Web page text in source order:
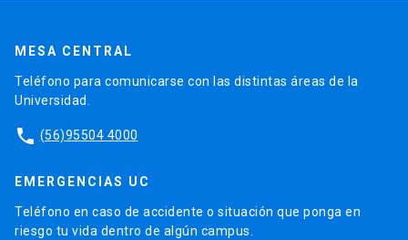
MESA CENTRAL
Teléfono para comunicarse con las distintas áreas de la
Universidad.
phone (56)95504 4000
EMERGENCIAS UC
Teléfono en caso de accidente o situación que ponga en
riesgo tu vida dentro de algún campus.